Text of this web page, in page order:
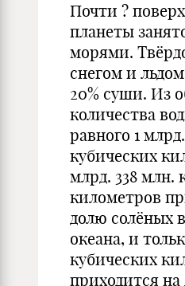
Почти ?
планеты
морями.
снегом и
20% суши. Из
количества
равного 1
кубических
млрд. 338 млн.
километров
долю солёных
океана, и
кубических
приходится на